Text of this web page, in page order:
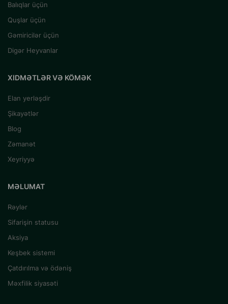
Balıqlar üçün
Quşlar üçün
Gəmiricilər üçün
Digər Heyvanlar
XIDMƏTLƏR VƏ KÖMƏK
Elan yerləşdir
Şikayətlər
Blog
Zəmanət
Xeyriyyə
MƏLUMAT
Rəylər
Sifarişin statusu
Aksiya
Keşbek sistemi
Çatdırılma və ödəniş
Məxfilik siyasəti